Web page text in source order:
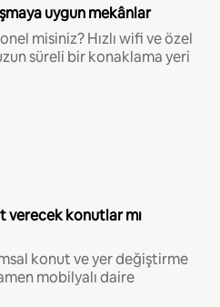
uygun mekânlar
misiniz? Hızlı wifi ve özel
süreli bir konaklama yeri
verecek konutlar mı
konut ve yer değiştirme
mobilyalı daire